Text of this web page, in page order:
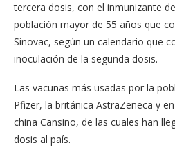
tercera dosis, con el inmunizante
población mayor de 55 años que
Sinovac, según un calendario que
inoculación de la segunda dosis.
Las vacunas más usadas por la
Pfizer, la británica AstraZeneca y
china Cansino, de las cuales han
dosis al país.